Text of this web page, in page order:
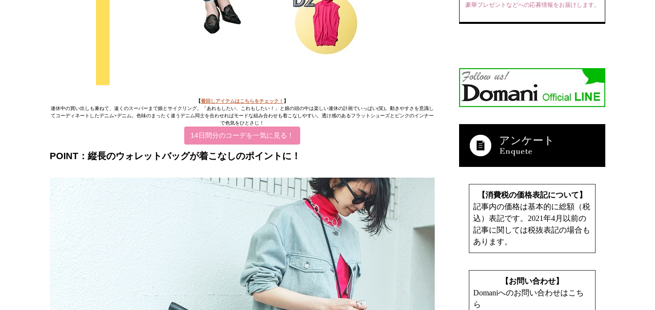
【着回しアイテムはこちらをチェック！ 】
連休中の買い出しも兼ねて、遠くのスーパーまで娘とサイクリング。「あれもしたい、これもしたい！」と娘の頭の中は楽しい連休の計画でいっぱい(笑)。動きやすさを意識し
てコーディネートしたデニム×デニム。色味のまったく違うデニム同士を合わせればモードな組み合わせも着こなしやすい。透け感のあるフラットシューズとピンクのインナー
で色気をひとさじ！
14日間分のコーデを一気に見る！
POINT：縦長のウォレットバッグが着こなしのポイントに！
豪華プレゼントなどへの応募情報をお届けします。
アンケート
【消費税の価格表記について】
記事内の価格は基本的に総額（税
込）表記です。2021年4月以前の
記事に関しては税抜表記の場合も
あります。
【お問い合わせ】
Domaniへのお問い合わせはこち
ら